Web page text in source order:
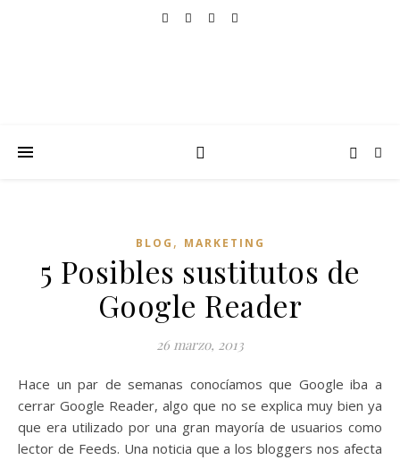
BLOG , MARKETING
5 Posibles sustitutos de
Google Reader
26 marzo, 2013
Hace un par de semanas conocíamos que Google iba a
cerrar Google Reader, algo que no se explica muy bien ya
que era utilizado por una gran mayoría de usuarios como
lector de Feeds. Una noticia que a los bloggers nos afecta